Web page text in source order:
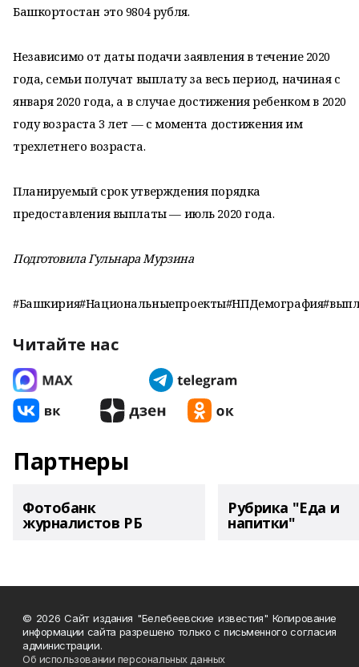
Башкортостан это 9804 рубля.
Независимо от даты подачи заявления в течение 2020
года, семьи получат выплату за весь период, начиная с
января 2020 года, а в случае достижения ребенком в 2020
году возраста 3 лет — с момента достижения им
трехлетнего возраста.
Планируемый срок утверждения порядка
предоставления выплаты — июль 2020 года.
Подготовила Гульнара Мурзина
Читайте нас
Партнеры
Фотобанк
журналистов РБ
Рубрика "Еда и
напитки"
© 2026 Сайт издания "Белебеевские известия" Копирование
информации сайта разрешено только с письменного согласия
администрации.
Об использовании персональных данных